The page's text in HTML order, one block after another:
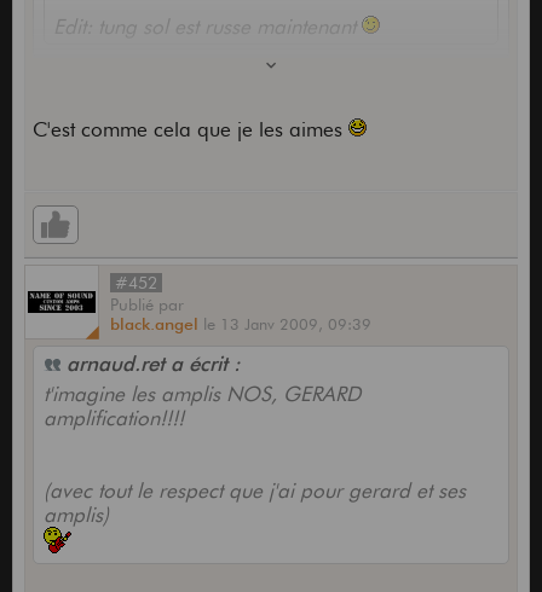
Edit: tung sol est russe maintenant
C'est comme cela que je les aimes
#452
Publié par
black.angel le 13 Janv 2009, 09:39
arnaud.ret a écrit :
t'imagine les amplis NOS, GERARD
amplification!!!!
(avec tout le respect que j'ai pour gerard et ses
amplis)